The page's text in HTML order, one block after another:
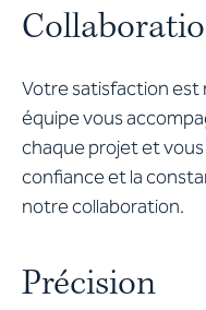
Votre satisfaction
équipe vous
chaque projet et
confiance et la
notre collaboration.
Précision